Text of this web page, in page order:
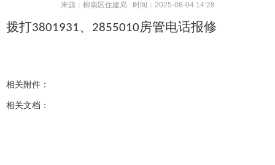
来源：柳南区住建局 时间：2025-08-04 14:28
拨打3801931、 2855010房管电话报修
相关附件：
相关文档：